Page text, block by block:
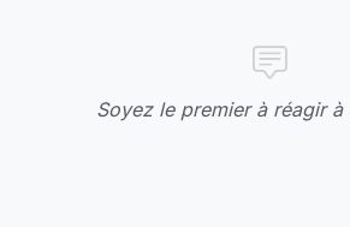
Soyez le premier à réagir à